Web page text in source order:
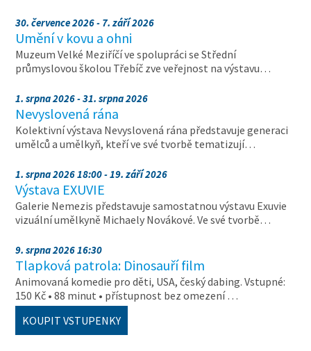
30. července 2026 - 7. září 2026
Umění v kovu a ohni
Muzeum Velké Meziříčí ve spolupráci se Střední
průmyslovou školou Třebíč zve veřejnost na výstavu…
1. srpna 2026 - 31. srpna 2026
Nevyslovená rána
Kolektivní výstava Nevyslovená rána představuje generaci
umělců a umělkyň, kteří ve své tvorbě tematizují…
1. srpna 2026 18:00 - 19. září 2026
Výstava EXUVIE
Galerie Nemezis představuje samostatnou výstavu Exuvie
vizuální umělkyně Michaely Novákové. Ve své tvorbě…
9. srpna 2026 16:30
Tlapková patrola: Dinosauří film
Animovaná komedie pro děti, USA, český dabing. Vstupné:
150 Kč • 88 minut • přístupnost bez omezení …
KOUPIT VSTUPENKY